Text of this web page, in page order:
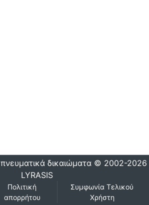
πνευματικά δικαιώματα © 2002-2026
LYRASIS
Πολιτική
απορρήτου
Συμφωνία Τελικού
Χρήστη